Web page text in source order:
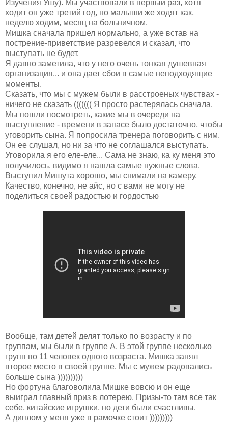
Изучения Ушу). Мы участвовали в первый раз, хотя
ходит он уже третий год, но малыши же ходят как,
неделю ходим, месяц на больничном.
Мишка сначала пришел нормально, а уже встав на
пострение-приветствие разревелся и сказал, что
выступать не будет.
Я давно заметила, что у него очень тонкая душевная
организация... и она дает сбои в самые неподходящие
моменты.
Сказать, что мы с мужем были в расстроеных чувствах -
ничего не сказать ((((((( Я просто растерялась сначала.
Мы пошли посмотреть, какие мы в очереди на
выступление - времени в запасе было достаточно, чтобы
уговорить сына. Я попросила тренера поговорить с ним.
Он ее слушал, но ни за что не соглашался выступать.
Уговорила я его еле-еле... Сама не знаю, ка ку меня это
получилось. видимо я нашла самые нужные слова.
Выступил Мишута хорошо, мы снимали на камеру.
Качество, конечно, не айс, но с вами не могу не
поделиться своей радостью и гордостью
Вообще, там детей делят только по возрасту и по
группам, мы были в группе А. В этой группе несколько
групп по 11 человек одного возраста. Мишка занял
второе место в своей группе. Мы с мужем радовались
больше сына ))))))))))
Но фортуна благоволила Мишке вовсю и он еще
выиграл главный приз в лотерею. Призы-то там все так
себе, китайские игрушки, но дети были счастливы.
А диплом у меня уже в рамочке стоит )))))))))